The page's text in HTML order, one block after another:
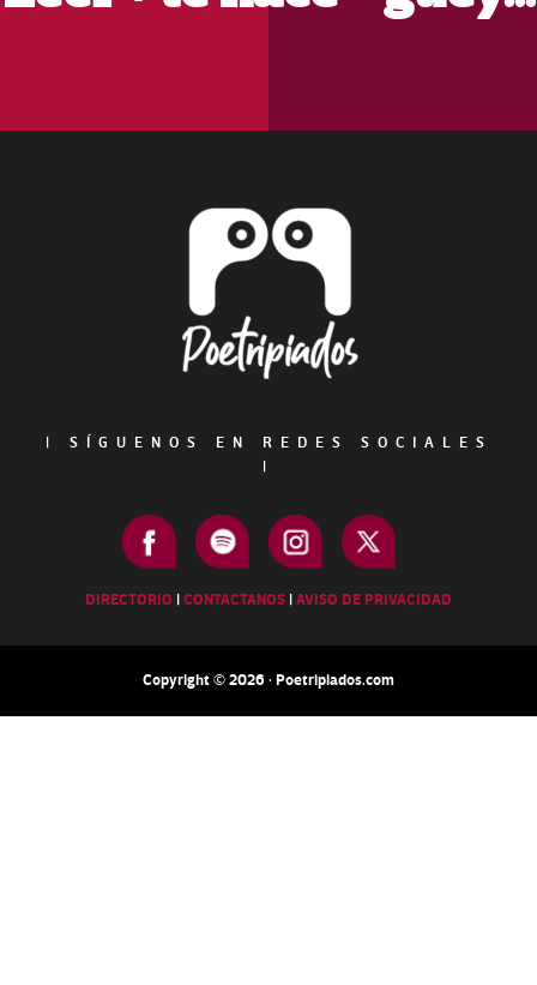
|
SÍGUENOS EN REDES SOCIALES
|
DIRECTORIO |CONTACTANOS |AVISO DE PRIVACIDAD
Copyright © 2026 · Poetripiados.com